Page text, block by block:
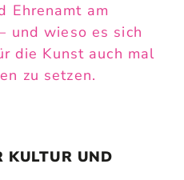
Ehrenamt am
und wieso es sich
die Kunst auch mal
zu setzen.
KULTUR UND